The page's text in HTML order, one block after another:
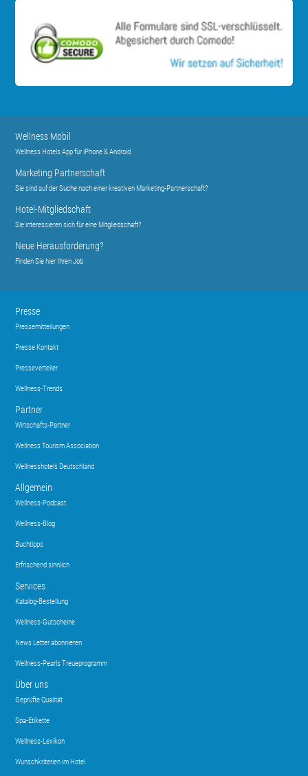
Wellness Mobil
Wellness Hotels App für iPhone & Android
Marketing Partnerschaft
Sie sind auf der Suche nach einer kreativen Marketing-Partnerschaft?
Hotel-Mitgliedschaft
Sie interessieren sich für eine Mitgliedschaft?
Neue Herausforderung?
Finden Sie hier Ihren Job
Presse
Pressemitteilungen
Presse Kontakt
Presseverteiler
Wellness-Trends
Partner
Wirtschafts-Partner
Wellness Tourism Association
Wellnesshotels Deutschland
Allgemein
Wellness-Podcast
Wellness-Blog
Buchtipps
Erfrischend sinnlich
Services
Katalog-Bestellung
Wellness-Gutscheine
News Letter abonnieren
Wellness-Pearls Treueprogramm
Über uns
Geprüfte Qualität
Spa-Etikette
Wellness-Lexikon
Wunschkriterien im Hotel